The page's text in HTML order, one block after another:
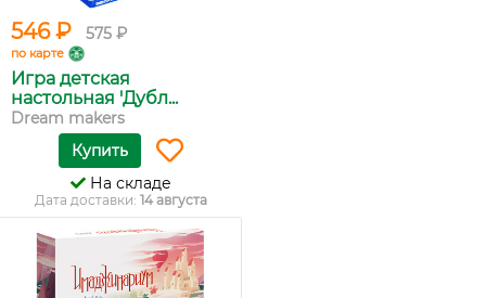
546 ₽ 575 ₽
по карте
Игра детская
настольная 'Дубл...
Dream makers
Купить
На складе
Дата доставки: 14 августа